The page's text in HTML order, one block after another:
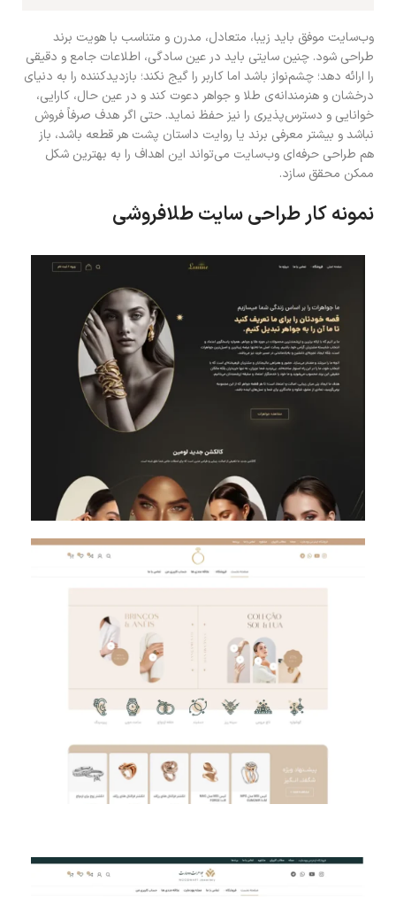
وب‌سایت موفق باید زیبا، متعادل، مدرن و متناسب با هویت برند
طراحی شود. چنین سایتی باید در عین سادگی، اطلاعات جامع و دقیقی
را ارائه دهد؛ چشم‌نواز باشد اما کاربر را گیج نکند؛ بازدیدکننده را به دنیای
درخشان و هنرمندانه‌ی طلا و جواهر دعوت کند و در عین حال، کارایی،
خوانایی و دسترس‌پذیری را نیز حفظ نماید. حتی اگر هدف صرفاً فروش
نباشد و بیشتر معرفی برند یا روایت داستان پشت هر قطعه باشد، باز
هم طراحی حرفه‌ای وب‌سایت می‌تواند این اهداف را به بهترین شکل
ممکن محقق سازد.
نمونه کار طراحی سایت طلافروشی